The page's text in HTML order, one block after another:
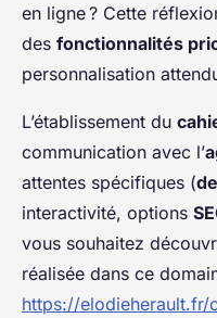
en ligne ? Cette
des fonctionnalités
personnalisation
L’établissement du
communication avec l’
attentes spécifiques (
interactivité, options
vous souhaitez
réalisée dans ce
https://elodieherault.fr/